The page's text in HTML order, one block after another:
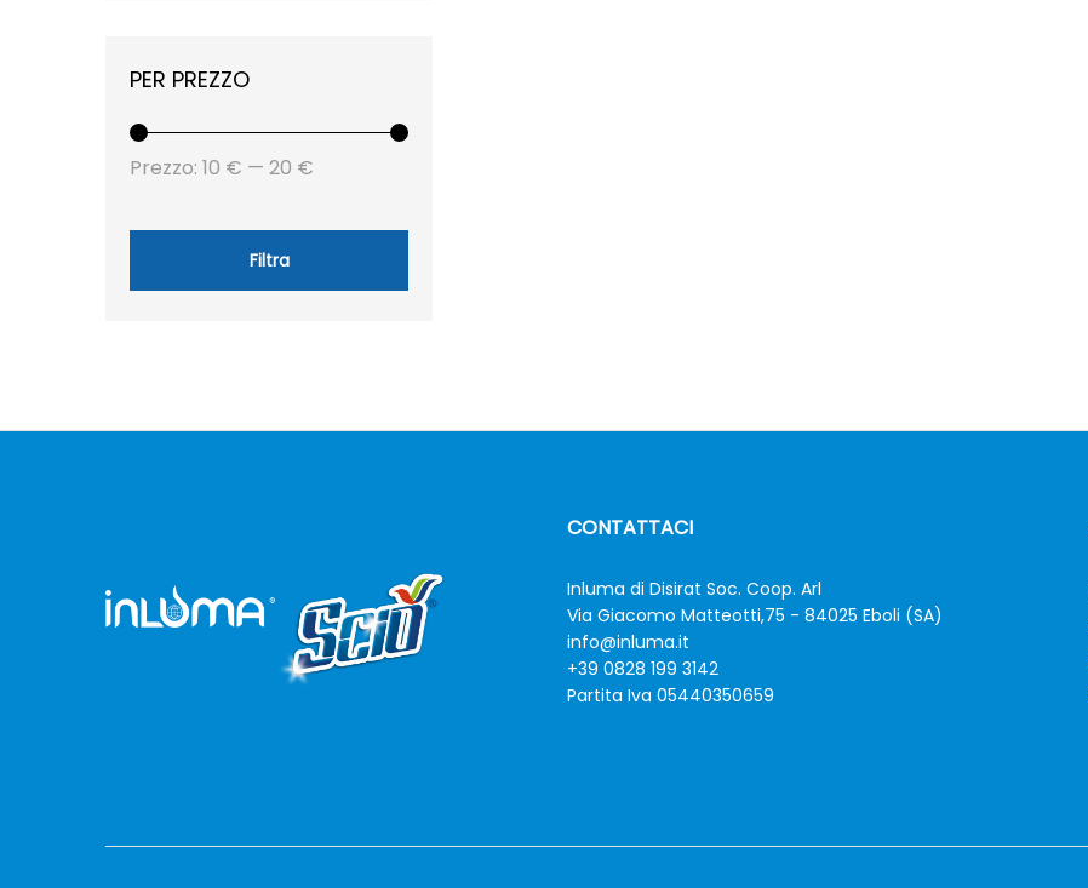
PER PREZZO
Filtra
Prezzo: 10 € — 20 €
CONTATTACI
Inluma di Disirat Soc. Coop. Arl
Via Giacomo Matteotti,75 - 84025 Eboli (SA)
info@inluma.it
+39 0828 199 3142
Partita Iva 05440350659